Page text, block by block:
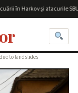
Harkov și atacurile SBU
to landslides